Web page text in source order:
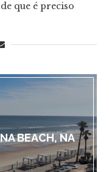
que é preciso
BEACH, NA